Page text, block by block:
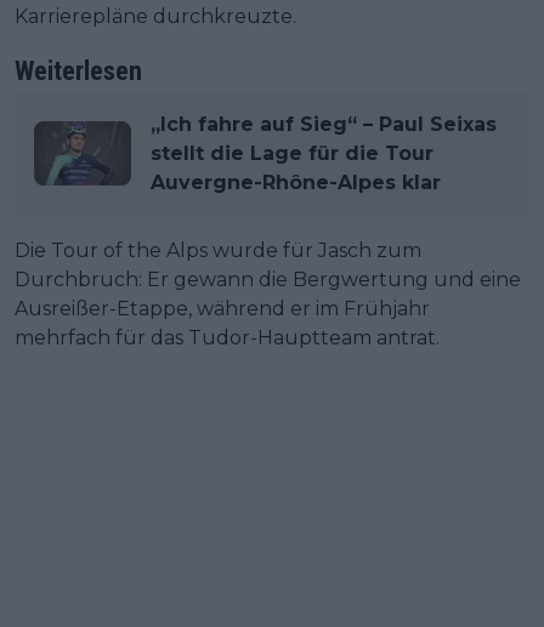
Karrierepläne durchkreuzte.
Weiterlesen
„Ich fahre auf Sieg“ – Paul Seixas
stellt die Lage für die Tour
Auvergne-Rhône-Alpes klar
Die Tour of the Alps wurde für Jasch zum
Durchbruch: Er gewann die Bergwertung und eine
Ausreißer-Etappe, während er im Frühjahr
mehrfach für das Tudor-Hauptteam antrat.